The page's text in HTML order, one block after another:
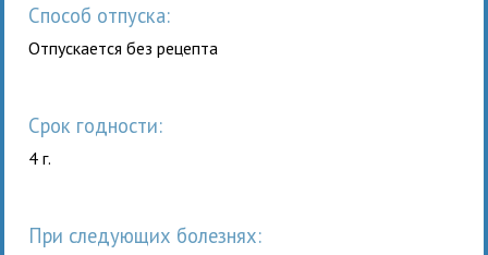
Способ отпуска:
Отпускается без рецепта
Срок годности:
4 г.
При следующих болезнях: